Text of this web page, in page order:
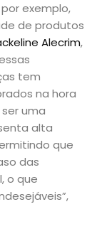
exemplo,
de produtos
Alecrim,
tem
na hora
uma
alta
que
das
o que